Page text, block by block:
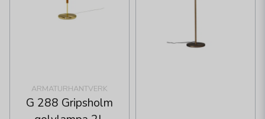
ARMATURHANTVERK
G 288 Gripsholm